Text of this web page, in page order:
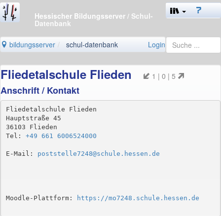
Hessischer Bildungsserver / Schul-
Datenbank
bildungsserver schul-datenbank Login
Fliedetalschule Flieden 1 | 0 | 5
Anschrift / Kontakt
Fliedetalschule Flieden
Hauptstraße 45
36103 Flieden
Tel: +49 661 6006524000
E-Mail: poststelle7248@schule.hessen.de
Moodle-Plattform: https://mo7248.schule.hessen.de